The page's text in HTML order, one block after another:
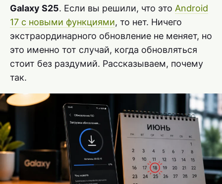
Galaxy S25. Если вы решили, что это Android
17 с новыми функциями, то нет. Ничего
экстраординарного обновление не меняет, но
это именно тот случай, когда обновляться
стоит без раздумий. Рассказываем, почему
так.